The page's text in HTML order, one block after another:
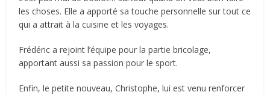
les choses. Elle a apporté sa touche personnelle sur tout ce
qui a attrait à la cuisine et les voyages.
Frédéric a rejoint l’équipe pour la partie bricolage,
apportant aussi sa passion pour le sport.
Enfin, le petite nouveau, Christophe, lui est venu renforcer